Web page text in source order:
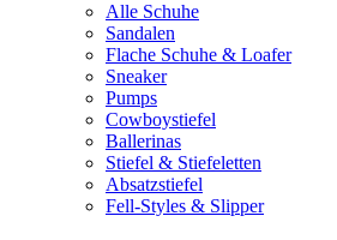
Alle Schuhe
Sandalen
Flache Schuhe & Loafer
Sneaker
Pumps
Cowboystiefel
Ballerinas
Stiefel & Stiefeletten
Absatzstiefel
Fell-Styles & Slipper